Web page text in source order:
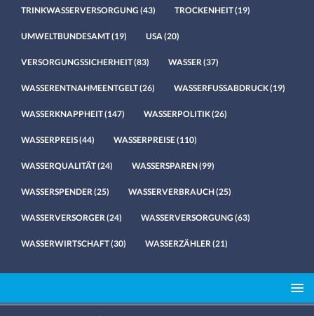
TRINKWASSERVERSORGUNG (43) TROCKENHEIT(19)
UMWELTBUNDESAMT(19) USA(20)
VERSORGUNGSSICHERHEIT(83) WASSER(37)
WASSERENTNAHMEENTGELT(26) WASSERFUSSABDRUCK(19)
WASSERKNAPPHEIT(147) WASSERPOLITIK(26)
WASSERPREIS(44) WASSERPREISE(110)
WASSERQUALITÄT(24) WASSERSPAREN(99)
WASSERSPENDER(25) WASSERVERBRAUCH(25)
WASSERVERSORGER(24) WASSERVERSORGUNG (63)
WASSERWIRTSCHAFT(30) WASSERZÄHLER(21)